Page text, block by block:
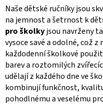
Naše dětské ručníky jsou
na jemnost a šetrnost k
pro školkyjsou navrženy
vysoce savé a odolné, což
každodenní školkové
barev a roztomilých
udělají z každého dne ve
kombinují funkčnost,
pohodlnému a veselému